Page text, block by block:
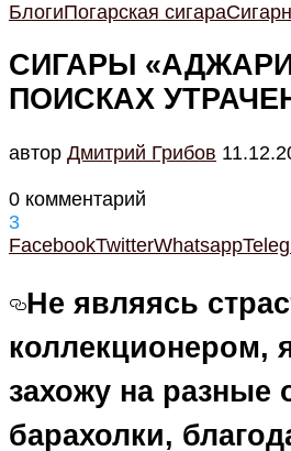
БлогиПогарская сигара
СИГАРЫ
ПОИСКАХ
автор Дмитрий Грибов
0 комментарий
3
FacebookTwitterWhatsapp
Не являясь
коллекционером,
захожу на разные
барахолки,